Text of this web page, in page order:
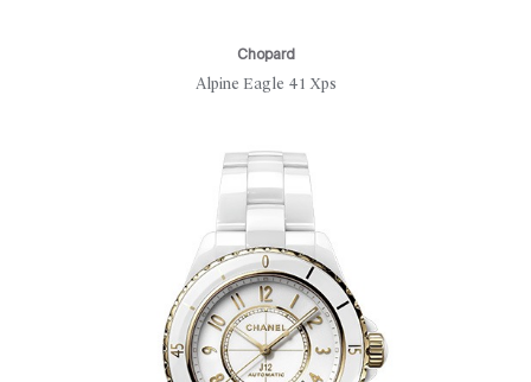
Chopard
Alpine Eagle 41 Xps